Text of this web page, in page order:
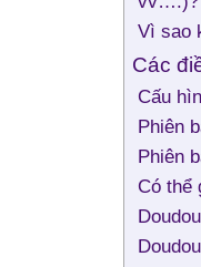
Vì sao
Các
Cấu
Phiên
Phiên
Có thể